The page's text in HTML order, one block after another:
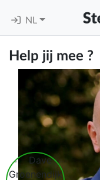
NL
Help jij mee ?